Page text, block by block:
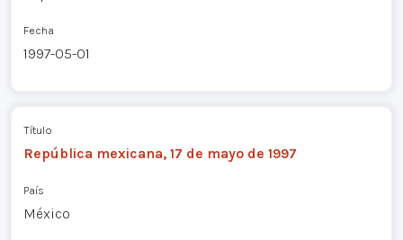
Fecha
1997-05-01
Título
República mexicana, 17 de mayo de 1997
País
México